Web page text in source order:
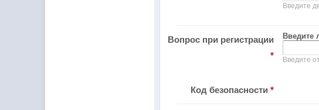
Введите
Вопрос при регистрации
*
Введите
Введите
Код безопасности *